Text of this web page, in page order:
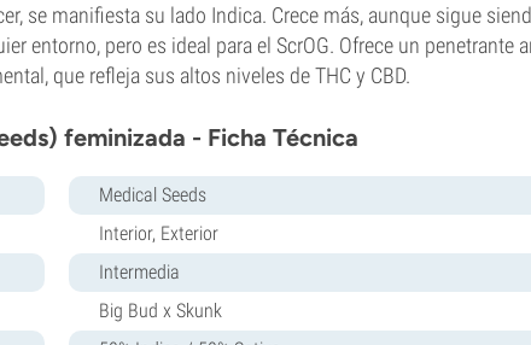
se manifiesta su lado Indica. Crece más, aunque sigue
entorno, pero es ideal para el ScrOG. Ofrece un penetrante
que refleja sus altos niveles de THC y CBD.
feminizada - Ficha Técnica
Medical Seeds
Interior, Exterior
Intermedia
Big Bud x Skunk